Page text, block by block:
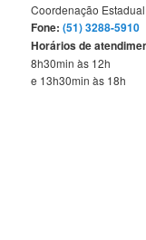
Coordenação
Fone: (51) 3288-5910
Horários de
8h30min às 12h
e 13h30min às 18h